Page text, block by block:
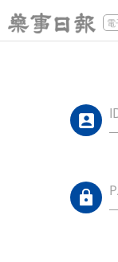
電